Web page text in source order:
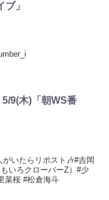
」
9(木)「朝WS番
いたらリポスト🎶#吉岡
いろクローバーZ）#少
菜桜 #松倉海斗